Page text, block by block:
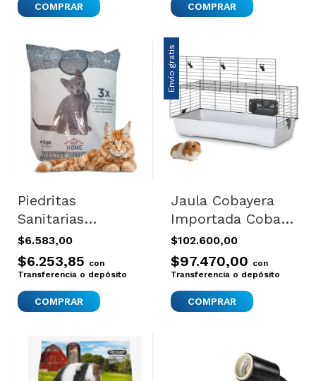
COMPRAR
Piedritas
Sanitarias
Aglomerantes
Litera Gatos
Pethome 4kg
$6.583,00
$6.253,85 con
Transferencia o depósito
Envío gratis
Jaula Cobayera
Importada Cobayo
Conejo Savic
Ambiente 80
$102.600,00
$97.470,00 con
Transferencia o depósito
COMPRAR